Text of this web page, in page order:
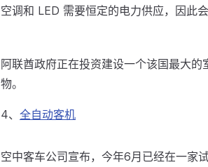
空调和 LED 需要恒定的电力供应，因此会
阿联酋政府正在投资建设一个该国最大
物。
4、 全自动客机
空中客车公司宣布，今年6月已经在一家